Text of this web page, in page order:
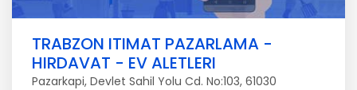
TRABZON ITIMAT PAZARLAMA -
HIRDAVAT - EV ALETLERI
Pazarkapi, Devlet Sahil Yolu Cd. No:103, 61030